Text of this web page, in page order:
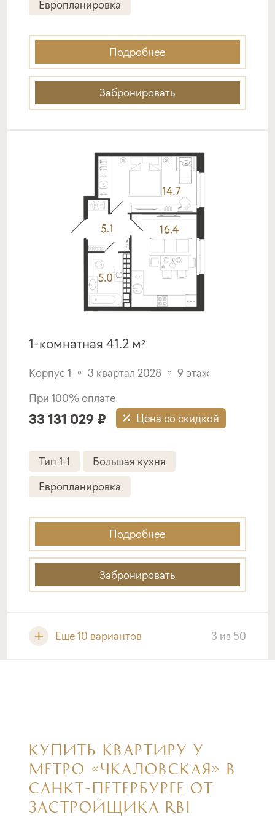
Европланировка
Подробнее
Забронировать
1-комнатная 41.2 м²
Корпус 1 3 квартал 2028
9 этаж
При 100% оплате
Цена со скидкой
33 131 029 ₽
Тип 1-1
Большая кухня
Европланировка
Подробнее
Забронировать
Еще 10 вариантов 3 из 50
КУПИТЬ КВАРТИРУ У
МЕТРО «ЧКАЛОВСКАЯ» В
САНКТ-ПЕТЕРБУРГЕ ОТ
ЗАСТРОЙЩИКА RBI